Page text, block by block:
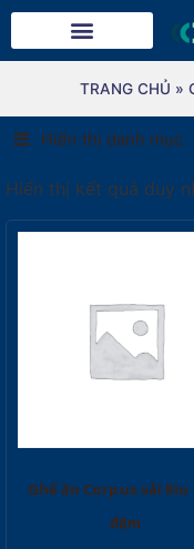
TRANG CHỦ »
Hiển thị danh mục
Hiển thị kết quả duy
Ghế ăn Corpus vải Rio
đậm